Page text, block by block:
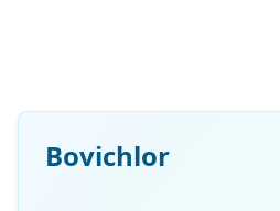
Bovichlor